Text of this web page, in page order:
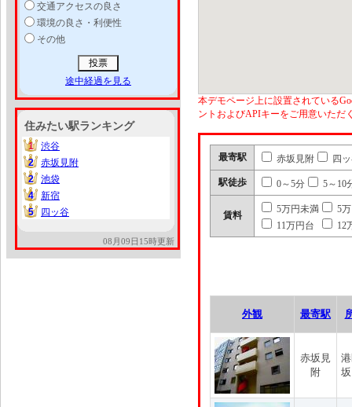
交通アクセスの良さ
環境の良さ・利便性
その他
途中経過を見る
住みたい駅ランキング
1
1
渋谷
2
2
赤坂見附
2
2
池袋
4
4
新宿
5
5 四ッ谷
08月09日15時更新
本デモページ上に設置されている
ントおよびAPIキーをご用意いただ
最寄駅 赤坂見附 四
駅徒歩 0～5分 5～10
賃料
5万円未満
5
11万円台
12
外観 最寄駅
赤坂見
附